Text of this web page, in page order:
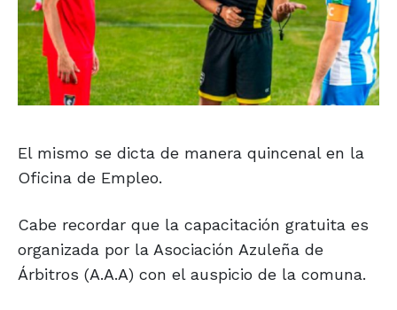
El mismo se dicta de manera quincenal en la
Oficina de Empleo.
Cabe recordar que la capacitación gratuita es
organizada por la Asociación Azuleña de
Árbitros (A.A.A) con el auspicio de la comuna.